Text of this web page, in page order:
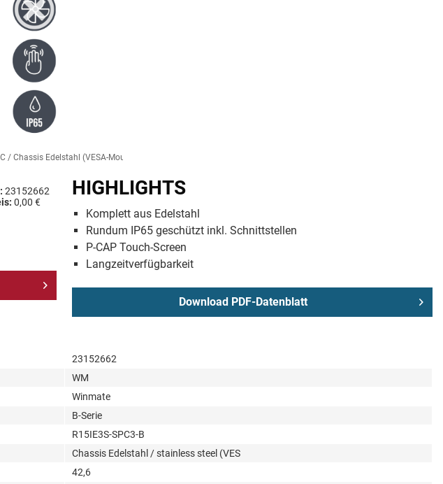
/ Chassis Edelstahl (VESA-Mounting) / Multitouch-Screen, projiziert-kapazitiv (PCAP)
23152662
0,00 €
HIGHLIGHTS
Komplett aus Edelstahl
Rundum IP65 geschützt inkl. Schnittstellen
P-CAP Touch-Screen
Langzeitverfügbarkeit
Download PDF-Datenblatt
23152662
WM
Winmate
B-Serie
R15IE3S-SPC3-B
Chassis Edelstahl / stainless steel (VES
42,6